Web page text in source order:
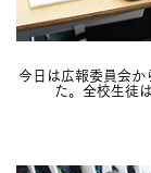
今日は広報委員会
た。全校生徒